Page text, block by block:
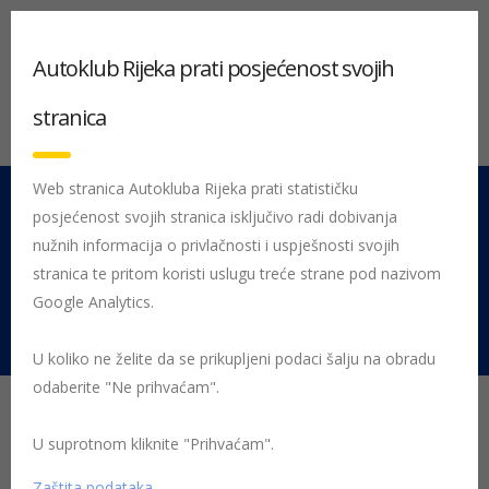
051 212 442 Centrala
Pon - Pet 08:00 - 16:00
Rujevica 9/1, 51000 Rijeka
23. INA Rally Poreč 2022.
Autoklub Rijeka prati posjećenost svojih
stranica
Web stranica Autokluba Rijeka prati statističku
posjećenost svojih stranica isključivo radi dobivanja
nužnih informacija o privlačnosti i uspješnosti svojih
stranica te pritom koristi uslugu treće strane pod nazivom
Google Analytics.
U koliko ne želite da se prikupljeni podaci šalju na obradu
odaberite "Ne prihvaćam".
U suprotnom kliknite "Prihvaćam".